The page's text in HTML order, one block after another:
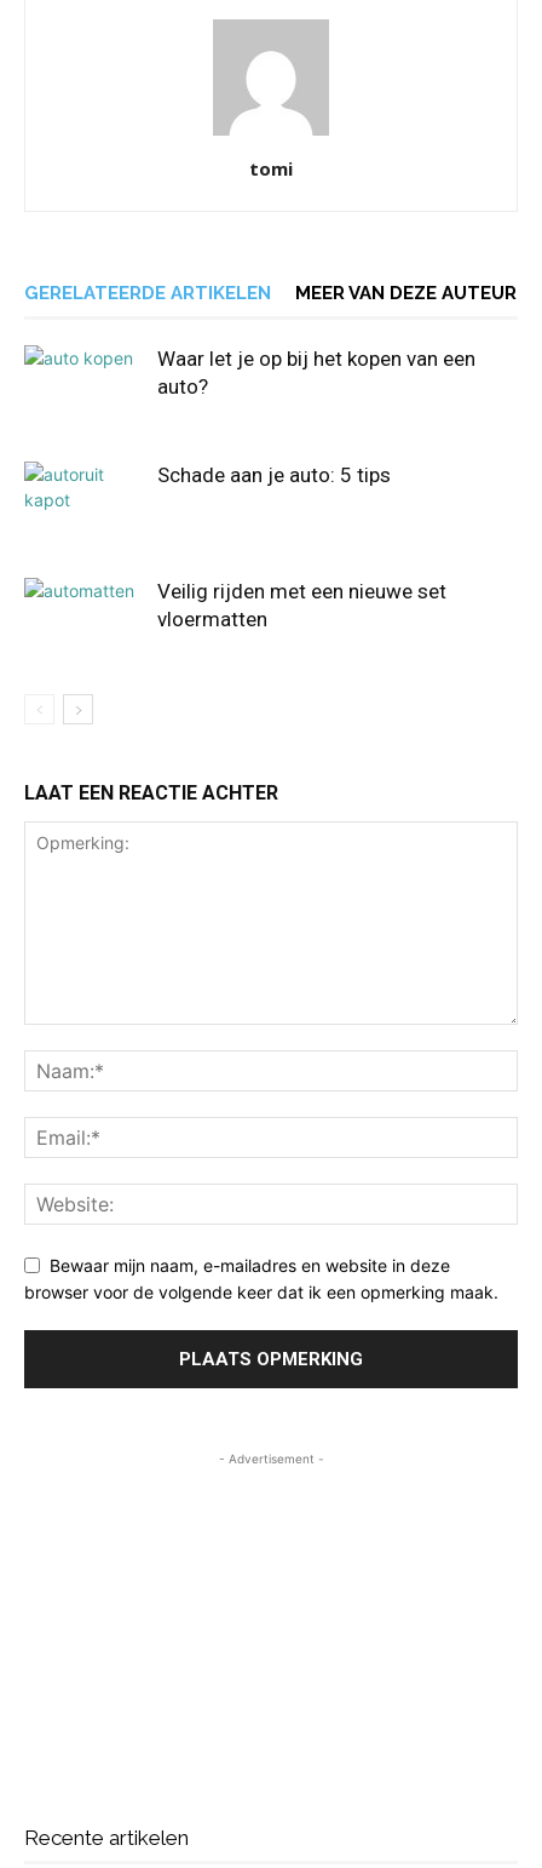
tomi
GERELATEERDE ARTIKELEN MEER VAN DEZE AUTEUR
Waar let je op bij het kopen van een
auto?
Schade aan je auto: 5 tips
Veilig rijden met een nieuwe set
vloermatten
LAAT EEN REACTIE ACHTER
Bewaar mijn naam, e-mailadres en website in deze
browser voor de volgende keer dat ik een opmerking maak.
- Advertisement -
Recente artikelen